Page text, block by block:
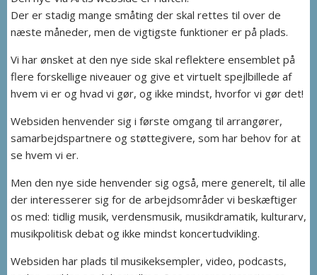
Der er stadig mange småting der skal rettes til over de
næste måneder, men de vigtigste funktioner er på plads.
Vi har ønsket at den nye side skal reflektere ensemblet på
flere forskellige niveauer og give et virtuelt spejlbillede af
hvem vi er og hvad vi gør, og ikke mindst, hvorfor vi gør det!
Websiden henvender sig i første omgang til arrangører,
samarbejdspartnere og støttegivere, som har behov for at
se hvem vi er.
Men den nye side henvender sig også, mere generelt, til alle
der interesserer sig for de arbejdsområder vi beskæftiger
os med: tidlig musik, verdensmusik, musikdramatik, kulturarv,
musikpolitisk debat og ikke mindst koncertudvikling.
Websiden har plads til musikeksempler, video, podcasts,